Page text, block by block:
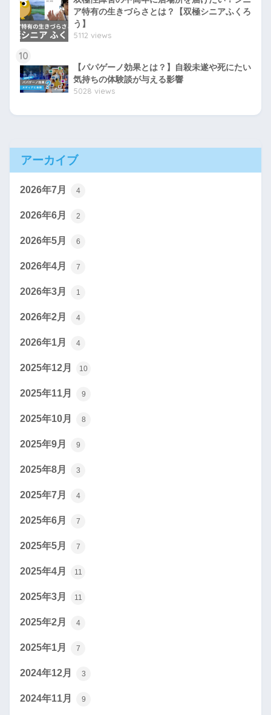
ア特有の生きづらさとは？【双極シニアふくろ
う】
5112 views
10
【パパゲーノ効果とは？】自殺未遂や死にたい
気持ちの体験談が与える影響
5028 views
アーカイブ
2026年7月 4
2026年6月 2
2026年5月 6
2026年4月 7
2026年3月 1
2026年2月 4
2026年1月 4
2025年12月 10
2025年11月 9
2025年10月 8
2025年9月 9
2025年8月 3
2025年7月 4
2025年6月 7
2025年5月 7
2025年4月 11
2025年3月 11
2025年2月 4
2025年1月 7
2024年12月 3
2024年11月 9